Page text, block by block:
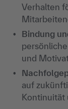
Verhalten
Bindung
und
auf
Kontinuität